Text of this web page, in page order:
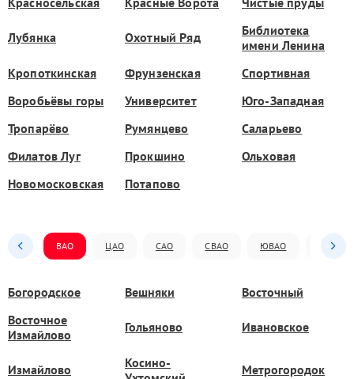
Лубянка Охотный Ряд
Библиотека
имени Ленина
Кропоткинская
Фрунзенская
Спортивная
Воробьёвы горы
Университет
Юго-Западная
Тропарёво
Румянцево
Саларьево
Филатов Луг
Прокшино
Ольховая
Новомосковская
Потапово
ВАО ЦАО САО СВАО ЮВАО ЮАО
Богородское Вешняки
Восточный
Восточное
Измайлово
Гольяново Ивановское
Измайлово
Косино-
Метрогородок